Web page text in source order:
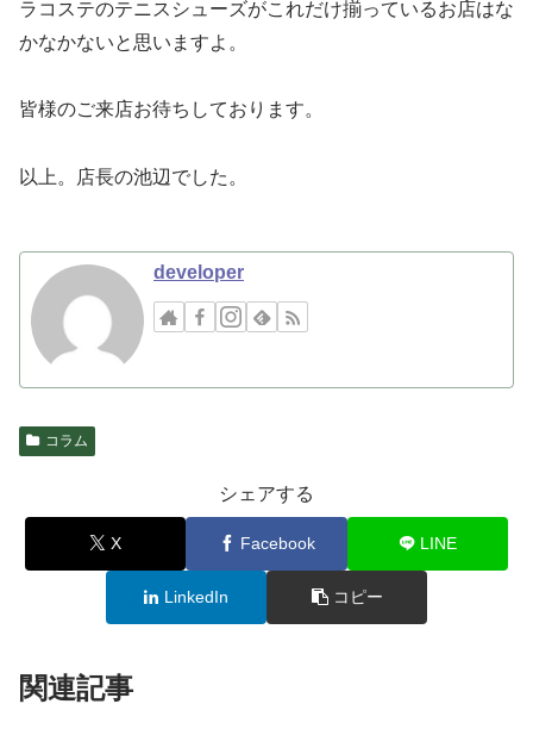
ラコステのテニスシューズがこれだけ揃っているお店はな
かなかないと思いますよ。
皆様のご来店お待ちしております。
以上。店長の池辺でした。
developer
コラム
シェアする
X Facebook LINE
LinkedIn コピー
関連記事